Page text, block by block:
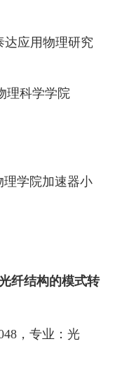
达应用物理研究
理科学学院
学院加速器小
纤结构的模式转
，专业：光